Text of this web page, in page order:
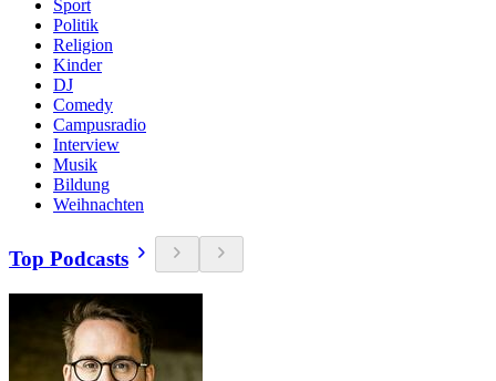
Sport
Politik
Religion
Kinder
DJ
Comedy
Campusradio
Interview
Musik
Bildung
Weihnachten
Top Podcasts